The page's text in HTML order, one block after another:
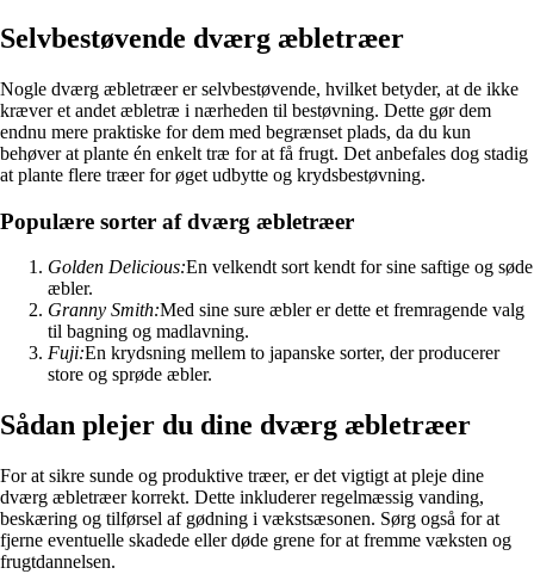
Selvbestøvende dværg æbletræer
Nogle dværg æbletræer er selvbestøvende, hvilket betyder, at de ikke
kræver et andet æbletræ i nærheden til bestøvning. Dette gør dem
endnu mere praktiske for dem med begrænset plads, da du kun
behøver at plante én enkelt træ for at få frugt. Det anbefales dog stadig
at plante flere træer for øget udbytte og krydsbestøvning.
Populære sorter af dværg æbletræer
Golden Delicious:En velkendt sort kendt for sine saftige og søde
æbler.
Granny Smith:Med sine sure æbler er dette et fremragende valg
til bagning og madlavning.
Fuji:En krydsning mellem to japanske sorter, der producerer
store og sprøde æbler.
Sådan plejer du dine dværg æbletræer
For at sikre sunde og produktive træer, er det vigtigt at pleje dine
dværg æbletræer korrekt. Dette inkluderer regelmæssig vanding,
beskæring og tilførsel af gødning i vækstsæsonen. Sørg også for at
fjerne eventuelle skadede eller døde grene for at fremme væksten og
frugtdannelsen.